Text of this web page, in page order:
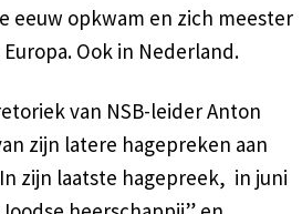
eeuw opkwam en zich meester
Ook in Nederland.
van NSB-leider Anton
zijn latere hagepreken aan
zijn laatste hagepreek, in juni